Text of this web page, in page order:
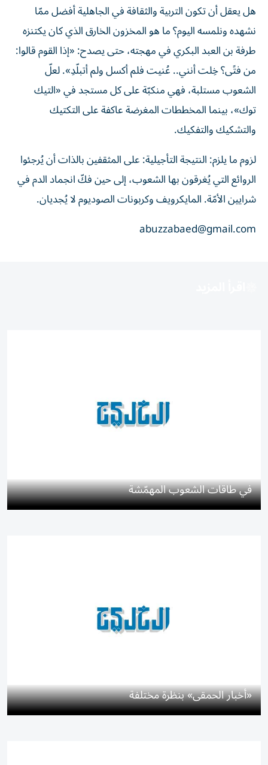
هل يعقل أن تكون التربية والثقافة في الجاهلية أفضل ممّا
نشهده ونلمسه اليوم؟ ما هو المخزون الخارق الذي كان يكتنزه
طرفة بن العبد البكري في مهجته، حتى يصدح: «إذا القوم قالوا:
من فتًى؟ خِلت أنني.. عُنيت فلم أكسل ولم أتبلّدِ». لعلّ
الشعوب مستلبة، فهي منكبّة على كل مستجد في «التيك
توك»، بينما المخططات المغرضة عاكفة على التكتيك
والتشكيك والتفكيك.
لزوم ما يلزم: النتيجة التأجيلية: على المثقفين بالذات أن يُرجئوا
الروائع التي يُغرقون بها الشعوب، إلى حين فكّ انجماد الدم في
شرايين الأمّة. المايكرويف وكربونات الصوديوم لا يُجديان.
abuzzabaed@gmail.com
في طاقات الشعوب المهمّشة
«أخبار الحمقى» بنظرة مختلفة